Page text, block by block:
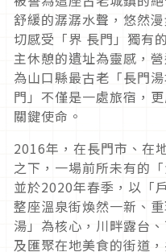
舒緩的潺潺水聲，悠然
切感受「界 長門」獨有
主休憩的遺址為靈感，
為山口縣最古老「長門
門」不僅是一處旅宿，
關鍵使命。
2016年，在長門市、在
之下，一場前所未有的
並於2020年春季，以「
整座溫泉街煥然一新、
湯」為核心，川畔露台
及匯聚在地美食的街道